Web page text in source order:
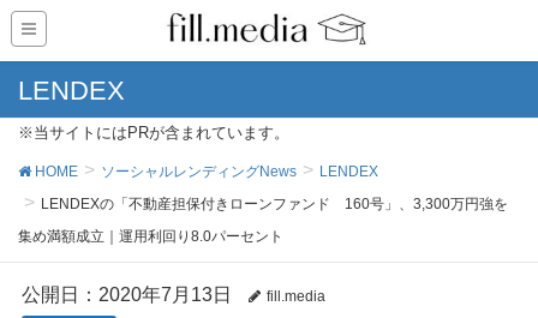
LENDEX
※当サイトにはPRが含まれています。
HOME ソーシャルレンディングNews
LENDEX
LENDEXの「不動産担保付きローンファンド 160号」、3,300万円強を
集め満額成立｜運用利回り8.0パーセント
公開日： 2020年7月13日
fill.media